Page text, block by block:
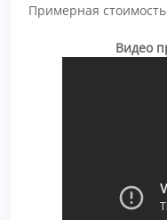
Примерная
Видео